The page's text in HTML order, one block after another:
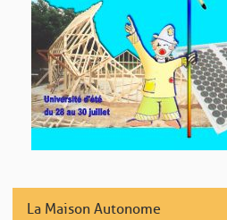
La Maison Autonome